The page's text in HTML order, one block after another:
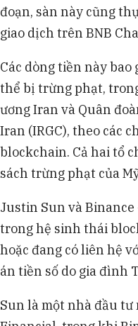
đoạn, sàn này cũng
giao dịch trên BNB
Các dòng tiền này bao
thể bị trừng phạt,
ương Iran và Quân
Iran (IRGC), theo các
blockchain. Cả hai tổ
sách trừng phạt của
Justin Sun và
trong hệ sinh thái
hoặc đang có liên hệ
án tiền số do gia đình
Sun là một nhà đầu